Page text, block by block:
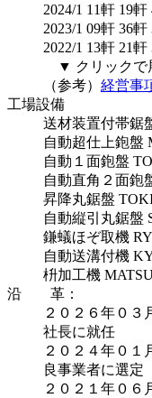
2024/1 11軒 19
2023/1 09軒 36
2022/1 13軒 21
▼ クリックで
（参考） 経営事
工場設備
送材装置付帯鋸
自動超仕上鉋盤
自動１面鉋盤
自動直角２面鉋
昇降丸鋸盤
自動縦引丸鋸盤
鎌蟻ほぞ取機
自動送溝付機
枡加工機
沿 革：
２０２６年０３
社長に就任
２０２４年０１
良事業者に選定
２０２１年０６